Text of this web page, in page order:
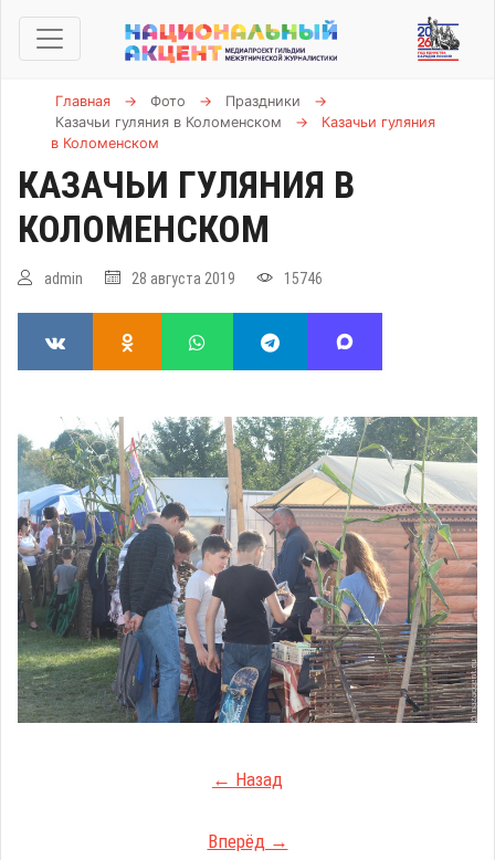
Главная → Фото → Праздники
→
Казачьи гуляния в Коломенском
→
Казачьи гуляния
в Коломенском
КАЗАЧЬИ ГУЛЯНИЯ В
КОЛОМЕНСКОМ
admin 28 августа 2019 15746
← Назад
Вперёд →